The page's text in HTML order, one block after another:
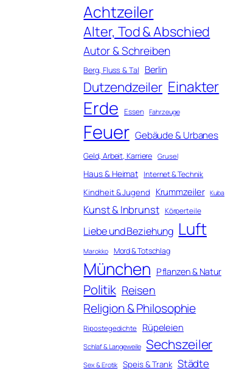
Achtzeiler
Alter, Tod & Abschied
Autor & Schreiben
Berg, Fluss & Tal Berlin
Dutzendzeiler Einakter
Erde Essen Fahrzeuge
Feuer Gebäude & Urbanes
Geld, Arbeit, Karriere Grusel
Haus & Heimat Internet & Technik
Kindheit & Jugend Krummzeiler Kuba
Kunst & Inbrunst Körperteile
Liebe und Beziehung Luft
Marokko Mord & Totschlag
München Pflanzen & Natur
Politik Reisen
Religion & Philosophie
Ripostegedichte Rüpeleien
Schlaf & Langeweile Sechszeiler
Sex & Erotik Speis & Trank Städte